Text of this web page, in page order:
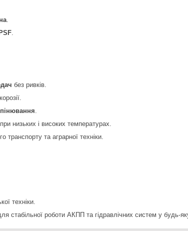
.
.
без ривків.
.
при низьких і високих температурах.
транспорту та аграрної техніки.
техніки.
стабільної роботи АКПП та гідравлічних систем у будь-